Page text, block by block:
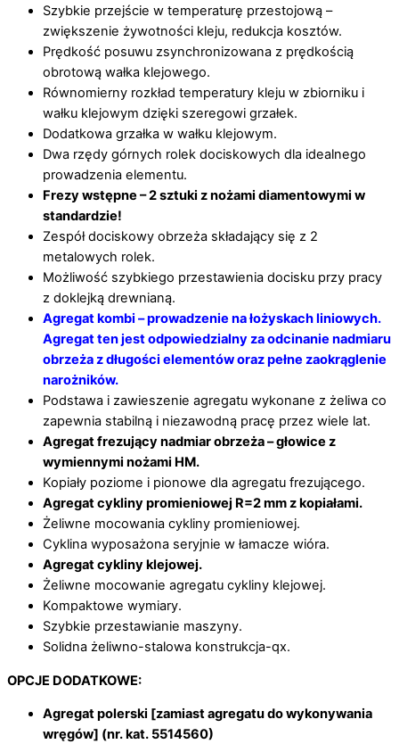
Szybkie przejście w temperaturę przestojową –
zwiększenie żywotności kleju, redukcja kosztów.
Prędkość posuwu zsynchronizowana z prędkością
obrotową wałka klejowego.
Równomierny rozkład temperatury kleju w zbiorniku i
wałku klejowym dzięki szeregowi grzałek.
Dodatkowa grzałka w wałku klejowym.
Dwa rzędy górnych rolek dociskowych dla idealnego
prowadzenia elementu.
Frezy wstępne – 2 sztuki z nożami diamentowymi w
standardzie!
Zespół dociskowy obrzeża składający się z 2
metalowych rolek.
Możliwość szybkiego przestawienia docisku przy pracy
z doklejką drewnianą.
Agregat kombi – prowadzenie na łożyskach liniowych.
Agregat ten jest odpowiedzialny za odcinanie nadmiaru
obrzeża z długości elementów oraz pełne zaokrąglenie
narożników.
Podstawa i zawieszenie agregatu wykonane z żeliwa co
zapewnia stabilną i niezawodną pracę przez wiele lat.
Agregat frezujący nadmiar obrzeża – głowice z
wymiennymi nożami HM.
Kopiały poziome i pionowe dla agregatu frezującego.
Agregat cykliny promieniowej R=2 mm z kopiałami.
Żeliwne mocowania cykliny promieniowej.
Cyklina wyposażona seryjnie w łamacze wióra.
Agregat cykliny klejowej.
Żeliwne mocowanie agregatu cykliny klejowej.
Kompaktowe wymiary.
Szybkie przestawianie maszyny.
Solidna żeliwno-stalowa konstrukcja-qx.
OPCJE DODATKOWE:
Agregat polerski [zamiast agregatu do wykonywania
wręgów] (nr. kat. 5514560)